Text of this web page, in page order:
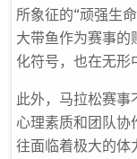
所象征的“顽强生
大带鱼作为赛事的
化符号，也在无形
此外，马拉松赛
心理素质和团队协
往面临着极大的体